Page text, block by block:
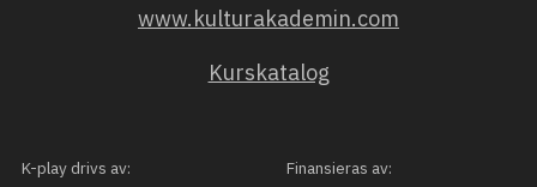
www.kulturakademin.com
Kurskatalog
K-play drivs av: Finansieras av: